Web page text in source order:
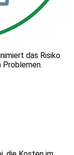
das Risiko
Problemen.